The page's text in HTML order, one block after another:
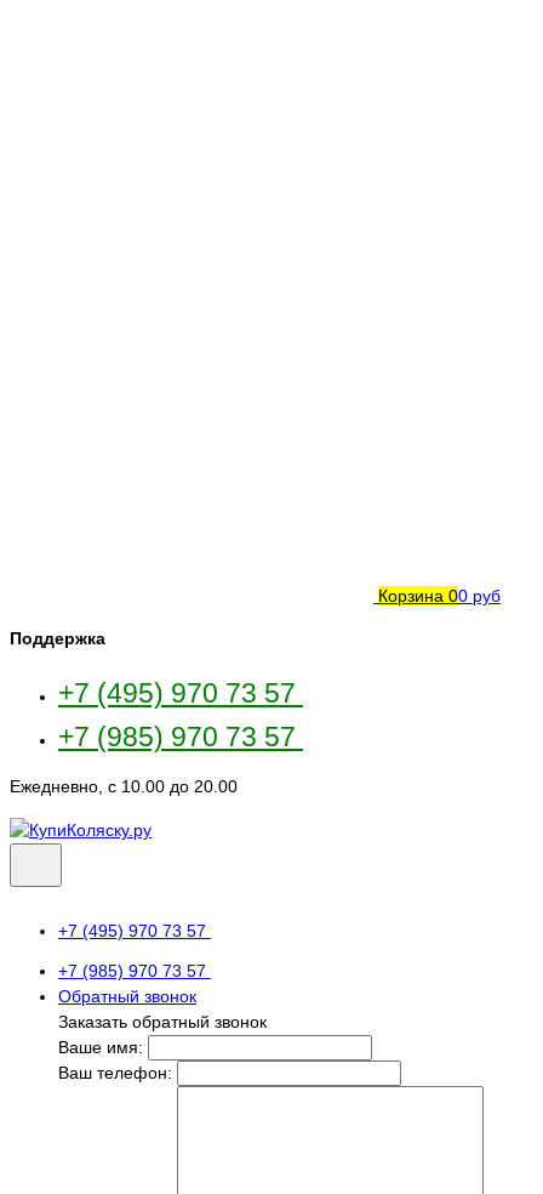
Корзина 00 руб
Поддержка
+7 (495) 970 73 57
+7 (985) 970 73 57
Ежедневно, с 10.00 до 20.00
+7 (495) 970 73 57
+7 (985) 970 73 57
Обратный звонок
Заказать обратный звонок
Ваше имя:
Ваш телефон: